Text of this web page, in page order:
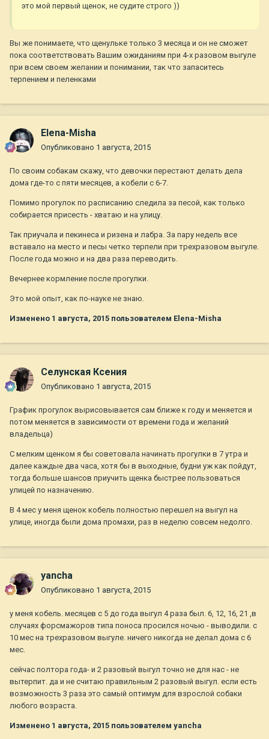
это мой первый щенок, не судите строго ))
Вы же понимаете, что щенульке только 3 месяца и он не сможет
пока соответствовать Вашим ожиданиям при 4-х разовом выгуле
при всем своем желании и понимании, так что запаситесь
терпением и пеленками
Elena-Misha
Опубликовано 1 августа, 2015
По своим собакам скажу, что девочки перестают делать дела
дома где-то с пяти месяцев, а кобели с 6-7.
Помимо прогулок по расписанию следила за песой, как только
собирается присесть - хватаю и на улицу.
Так приучала и пекинеса и ризена и лабра. За пару недель все
вставало на место и песы четко терпели при трехразовом выгуле.
После года можно и на два раза переводить.
Вечернее кормление после прогулки.
Это мой опыт, как по-науке не знаю.
Изменено 1 августа, 2015 пользователем Elena-Misha
Селунская Ксения
Опубликовано 1 августа, 2015
График прогулок вырисовывается сам ближе к году и меняется и
потом меняется в зависимости от времени года и желаний
владельца)
С мелким щенком я бы советовала начинать прогулки в 7 утра и
далее каждые два часа, хотя бы в выходные, будни уж как пойдут,
тогда больше шансов приучить щенка быстрее пользоваться
улицей по назначению.
В 4 мес у меня щенок кобель полностью перешел на выгул на
улице, иногда были дома промахи, раз в неделю совсем недолго.
yancha
Опубликовано 1 августа, 2015
у меня кобель. месяцев с 5 до года выгул 4 раза был. 6, 12, 16, 21 ,в
случаях форсмажоров типа поноса просился ночью - выводили. с
10 мес на трехразовом выгуле. ничего никогда не делал дома с 6
мес.
сейчас полтора года- и 2 разовый выгул точно не для нас - не
вытерпит. да и не считаю правильным 2 разовый выгул. если есть
возможность 3 раза это самый оптимум для взрослой собаки
любого возраста.
Изменено 1 августа, 2015 пользователем yancha